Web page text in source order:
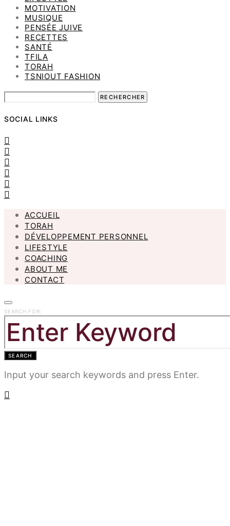
MOTIVATION
MUSIQUE
PENSÉE JUIVE
RECETTES
SANTÉ
TFILA
TORAH
TSNIOUT FASHION
SOCIAL LINKS
ACCUEIL
TORAH
DÉVELOPPEMENT PERSONNEL
LIFESTYLE
COACHING
ABOUT ME
CONTACT
SEARCH FOR:
SEARCH
Input your search keywords and press Enter.